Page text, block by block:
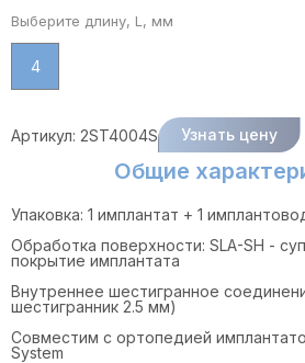
Выберите длину, L, мм
4
Артикул: 2ST4004S Узнать цену
Общие
Упаковка: 1 имплантат + 1
Обработка поверхности: SLA-SH -
покрытие имплантата
Внутреннее шестигранное
шестигранник 2.5 мм)
Совместим с ортопедией
System